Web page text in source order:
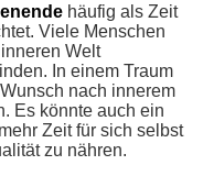
häufig als Zeit
Viele Menschen
Welt
In einem Traum
nach innerem
Es könnte auch ein
Zeit für sich selbst
zu nähren.